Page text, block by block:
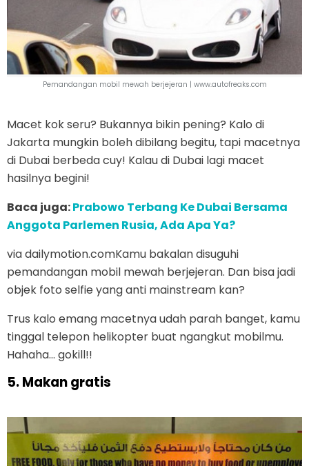
Pemandangan mobil mewah berjejeran | www.autofreaks.com
Macet kok seru? Bukannya bikin pening? Kalo di
Jakarta mungkin boleh dibilang begitu, tapi macetnya
di Dubai berbeda cuy! Kalau di Dubai lagi macet
hasilnya begini!
Baca juga:Prabowo Terbang Ke Dubai Bersama
Anggota Parlemen Rusia, Ada Apa Ya?
via dailymotion.comKamu bakalan disuguhi
pemandangan mobil mewah berjejeran. Dan bisa jadi
objek foto selfie yang anti mainstream kan?
Trus kalo emang macetnya udah parah banget, kamu
tinggal telepon helikopter buat ngangkut mobilmu.
Hahaha... gokill!!
5. Makan gratis